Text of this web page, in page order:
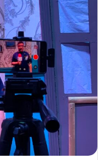
ر
ي
ا
إ
ل
ك
ر
و